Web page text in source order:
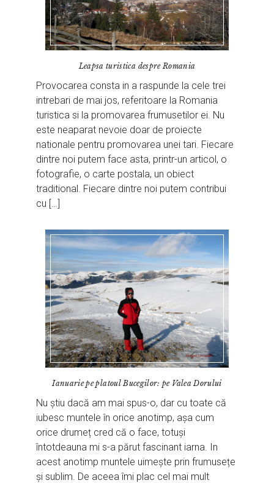
Leapsa turistica despre Romania
Provocarea consta in a raspunde la cele trei
intrebari de mai jos, referitoare la Romania
turistica si la promovarea frumusetilor ei. Nu
este neaparat nevoie doar de proiecte
nationale pentru promovarea unei tari. Fiecare
dintre noi putem face asta, printr-un articol, o
fotografie, o carte postala, un obiect
traditional. Fiecare dintre noi putem contribui
cu […]
Ianuarie pe platoul Bucegilor: pe Valea Dorului
Nu știu dacă am mai spus-o, dar cu toate că
iubesc muntele în orice anotimp, așa cum
orice drumeț cred că o face, totuși
întotdeauna mi s-a părut fascinant iarna. In
acest anotimp muntele uimește prin frumusețe
și sublim. De aceea îmi plac cel mai mult